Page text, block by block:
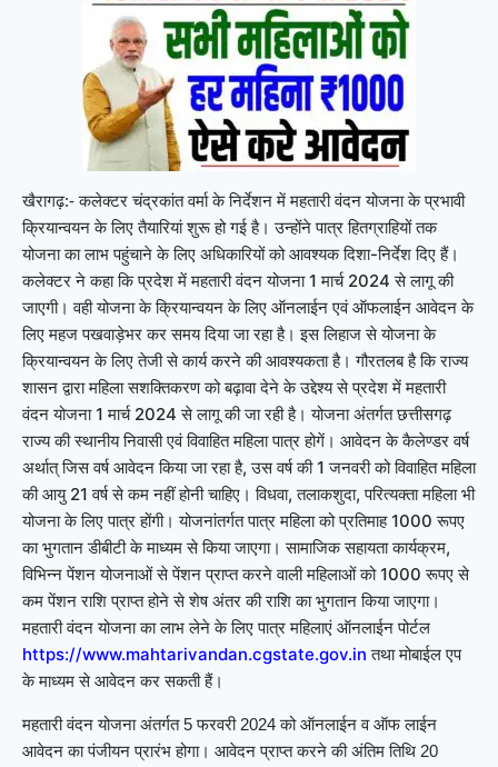
खैरागढ़:-कलेक्टर चंद्रकांत वर्मा के निर्देशन में महतारी वंदन योजना के प्रभावी
क्रियान्वयन के लिए तैयारियां शुरू हो गई है। उन्होंने पात्र हितग्राहियों तक
योजना का लाभ पहुंचाने के लिए अधिकारियों को आवश्यक दिशा-निर्देश दिए हैं।
कलेक्टर ने कहा कि प्रदेश में महतारी वंदन योजना 1 मार्च 2024 से लागू की
जाएगी। वही योजना के क्रियान्वयन के लिए ऑनलाईन एवं ऑफलाईन आवेदन के
लिए महज पखवाड़ेभर कर समय दिया जा रहा है। इस लिहाज से योजना के
क्रियान्वयन के लिए तेजी से कार्य करने की आवश्यकता है। गौरतलब है कि राज्य
शासन द्वारा महिला सशक्तिकरण को बढ़ावा देने के उद्देश्य से प्रदेश में महतारी
वंदन योजना 1 मार्च 2024 से लागू की जा रही है। योजना अंतर्गत छत्तीसगढ़
राज्य की स्थानीय निवासी एवं विवाहित महिला पात्र होगें। आवेदन के कैलेण्डर वर्ष
अर्थात् जिस वर्ष आवेदन किया जा रहा है, उस वर्ष की 1 जनवरी को विवाहित महिला
की आयु 21 वर्ष से कम नहीं होनी चाहिए। विधवा, तलाकशुदा, परित्यक्ता महिला भी
योजना के लिए पात्र होंगी। योजनांतर्गत पात्र महिला को प्रतिमाह 1000 रूपए
का भुगतान डीबीटी के माध्यम से किया जाएगा। सामाजिक सहायता कार्यक्रम,
विभिन्न पेंशन योजनाओं से पेंशन प्राप्त करने वाली महिलाओं को 1000 रूपए से
कम पेंशन राशि प्राप्त होने से शेष अंतर की राशि का भुगतान किया जाएगा।
महतारी वंदन योजना का लाभ लेने के लिए पात्र महिलाएं ऑनलाईन पोर्टल
https://www.mahtarivandan.cgstate.gov.in तथा मोबाईल एप
के माध्यम से आवेदन कर सकती हैं।
महतारी वंदन योजना अंतर्गत 5 फरवरी 2024 को ऑनलाईन व ऑफ लाईन
आवेदन का पंजीयन प्रारंभ होगा। आवेदन प्राप्त करने की अंतिम तिथि 20